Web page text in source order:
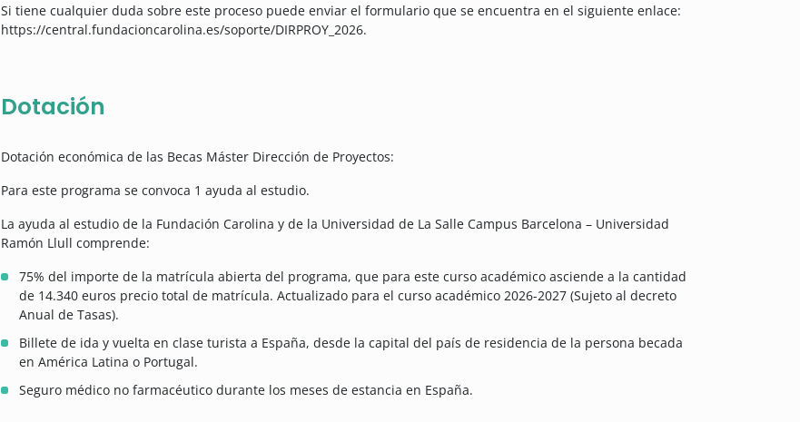
Si tiene cualquier duda sobre este proceso puede enviar el formulario que se encuentra en el siguiente enlace:
https://central.fundacioncarolina.es/soporte/DIRPROY_2026.
Dotación
Dotación económica de las Becas Máster Dirección de Proyectos:
Para este programa se convoca 1 ayuda al estudio.
La ayuda al estudio de la Fundación Carolina y de la Universidad de La Salle Campus Barcelona – Universidad
Ramón Llull comprende:
75% del importe de la matrícula abierta del programa, que para este curso académico asciende a la cantidad
de 14.340 euros precio total de matrícula. Actualizado para el curso académico 2026-2027 (Sujeto al decreto
Anual de Tasas).
Billete de ida y vuelta en clase turista a España, desde la capital del país de residencia de la persona becada
en América Latina o Portugal.
Seguro médico no farmacéutico durante los meses de estancia en España.